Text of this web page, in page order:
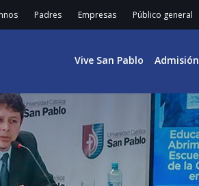
Padres Empresas Público general
Vive San Pablo Admisión